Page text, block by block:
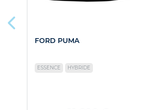
FORD PUMA
ESSENCE HYBRIDE